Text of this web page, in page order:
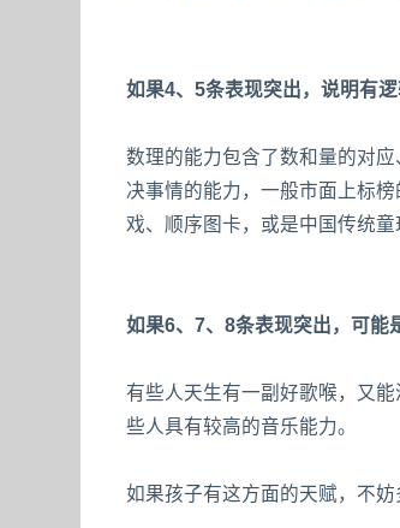
如果4、5条表现突出，说明有逻
数理的能力包含了数和量的对
决事情的能力，一般市面上标
戏、顺序图卡，或是中国传统童
如果6、7、8条表现突出，可能
有些人天生有一副好歌喉，又
些人具有较高的音乐能力。
如果孩子有这方面的天赋，不